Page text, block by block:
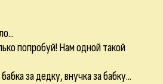
попробуй! Нам одной такой
за дедку, внучка за бабку...